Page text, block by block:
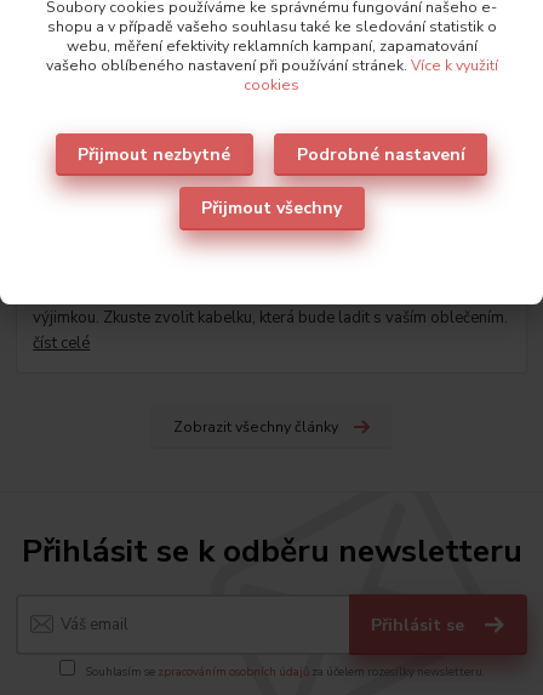
Nové trendy v kabelkách jaro-léto 2023
výjimkou. Zkuste zvolit kabelku, která bude ladit s vaším oblečením.
číst celé
Zobrazit všechny články
Přihlásit se k odběru newsletteru
Přihlásit se
Souhlasím se zpracováním osobních údajů za účelem rozesílky newsletteru.
Soubory cookies používáme ke správnému fungování našeho e-
shopu a v případě vašeho souhlasu také ke sledování statistik o
webu, měření efektivity reklamních kampaní, zapamatování
vašeho oblíbeného nastavení při používání stránek. Více k využití
cookies
Přijmout nezbytné Podrobné nastavení
Přijmout všechny